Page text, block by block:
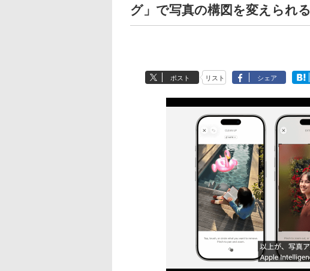
グ」で写真の構図を変えられる
ポスト リスト シェア